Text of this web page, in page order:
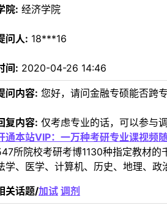
院: 经济学院
问人: 18***16
间: 2020-04-26 14:46
问内容: 您好，请问金融专硕能否跨
复内容: 仅考虑专业的话，可以参与
通本站VIP：一万种考研专业课视频
所院校考研考博1130种指定教材的
学、医学、计算机、历史、地理、政
关话题/加试 调剂